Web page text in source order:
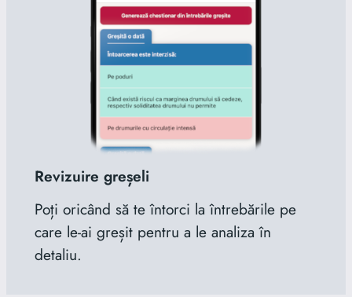
Revizuire greșeli
Poți oricând să te întorci la întrebările pe
care le-ai greșit pentru a le analiza în
detaliu.